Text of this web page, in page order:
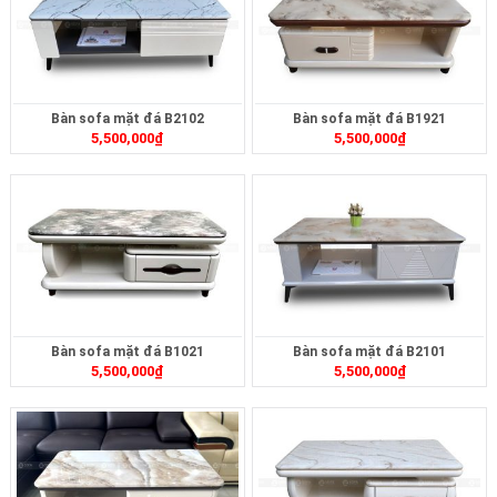
Bàn sofa mặt đá B2102
5,500,000₫
Bàn sofa mặt đá B1921
5,500,000₫
Bàn sofa mặt đá B1021
5,500,000₫
Bàn sofa mặt đá B2101
5,500,000₫